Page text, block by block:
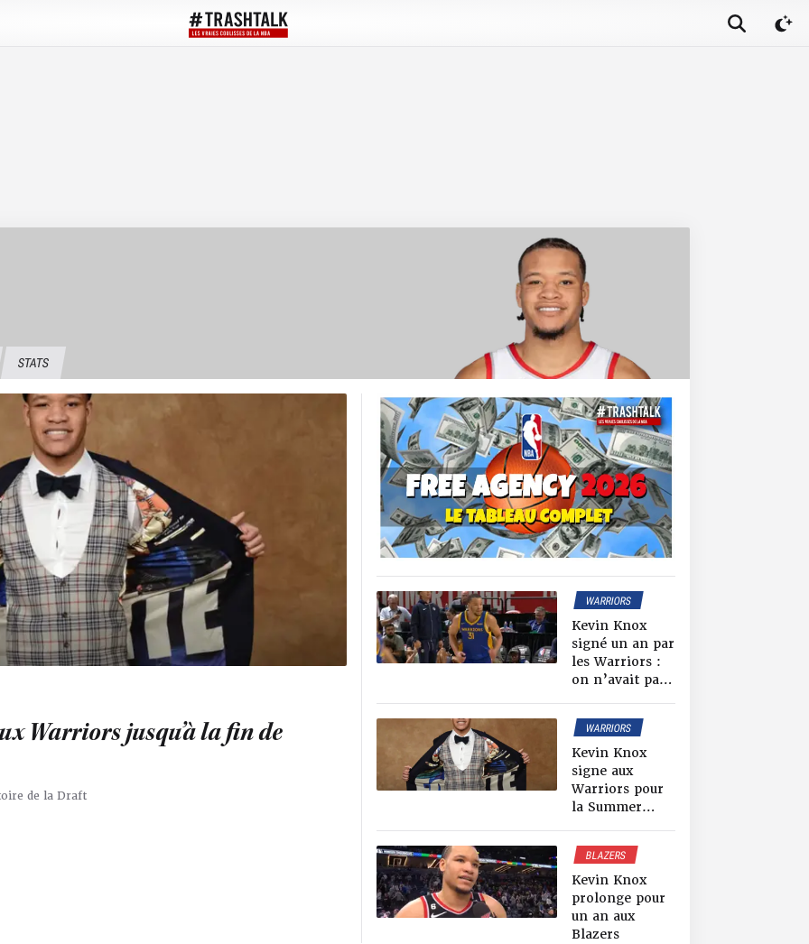
STATS
Warriors jusqu’à la fin de
de la Draft
WARRIORS
NEWS NBA
Kevin Knox
signé un an par
les Warriors :
on n’avait pas
blagues les
meilleures
étaient les plus
courtes ?
WARRIORS
NEWS NBA
SUMMER LEAGUE
Kevin Knox
signe aux
Warriors pour
la Summer
on arrête cette
journée là-
dessus
BLAZERS
NEWS NBA
Kevin Knox
prolonge pour
un an aux
Blazers